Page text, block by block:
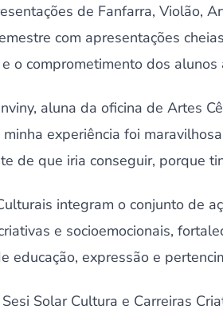
de Fanfarra, Violão,
com apresentações
o comprometimento dos
aluna da oficina de Artes
minha experiência foi
de que iria conseguir, porque
integram o conjunto de
e socioemocionais,
educação, expressão e
Solar Cultura e Carreiras